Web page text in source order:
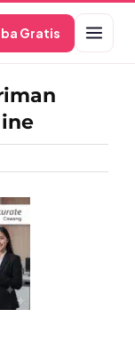
Gratis